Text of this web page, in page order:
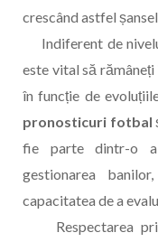
crescând astfel
Indiferent de
este vital să
în funcție de
pronosticuri fotbal
fie parte dintr-o
gestionarea
capacitatea de a
Respectarea